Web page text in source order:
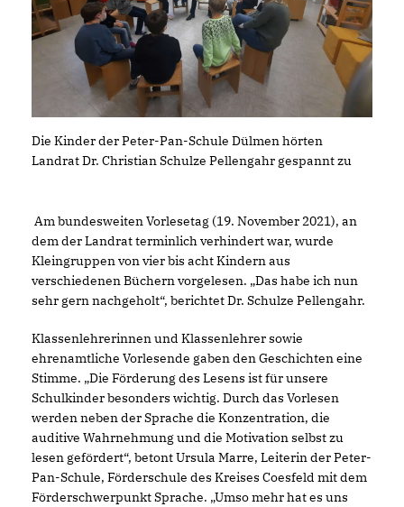
Die Kinder der Peter-Pan-Schule Dülmen hörten
Landrat Dr. Christian Schulze Pellengahr gespannt zu
Am bundesweiten Vorlesetag (19. November 2021), an
dem der Landrat terminlich verhindert war, wurde
Kleingruppen von vier bis acht Kindern aus
verschiedenen Büchern vorgelesen. „Das habe ich nun
sehr gern nachgeholt“, berichtet Dr. Schulze Pellengahr.
Klassenlehrerinnen und Klassenlehrer sowie
ehrenamtliche Vorlesende gaben den Geschichten eine
Stimme. „Die Förderung des Lesens ist für unsere
Schulkinder besonders wichtig. Durch das Vorlesen
werden neben der Sprache die Konzentration, die
auditive Wahrnehmung und die Motivation selbst zu
lesen gefördert“, betont Ursula Marre, Leiterin der Peter-
Pan-Schule, Förderschule des Kreises Coesfeld mit dem
Förderschwerpunkt Sprache. „Umso mehr hat es uns